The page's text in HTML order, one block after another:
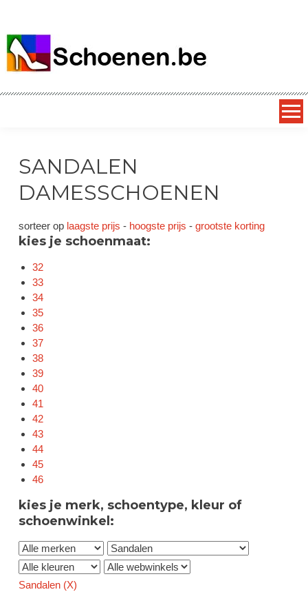
SCHOENEN.beexclusieve schoenmerken
SANDALEN
DAMESSCHOENEN
sorteer op laagste prijs - hoogste prijs - grootste korting
kies je schoenmaat:
32
33
34
35
36
37
38
39
40
41
42
43
44
45
46
kies je merk, schoentype, kleur of
schoenwinkel:
Sandalen (X)